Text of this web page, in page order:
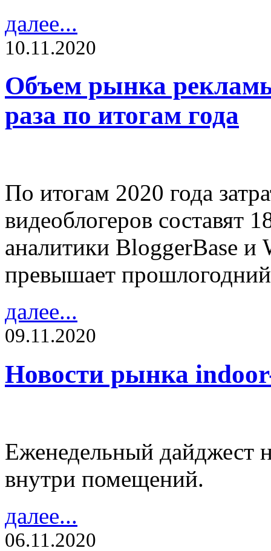
далее...
10.11.2020
Объем рынка
раза по итогам года
По итогам 2020 года
видеоблогеров составят
аналитики BloggerBase и
превышает прошлогодний
далее...
09.11.2020
Новости рынка
Еженедельный дайджест
внутри помещений.
далее...
06.11.2020